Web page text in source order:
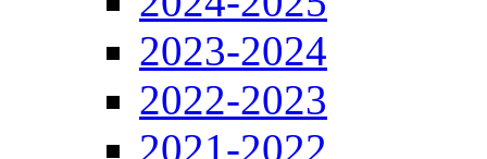
2023-2024
2022-2023
2021-2022